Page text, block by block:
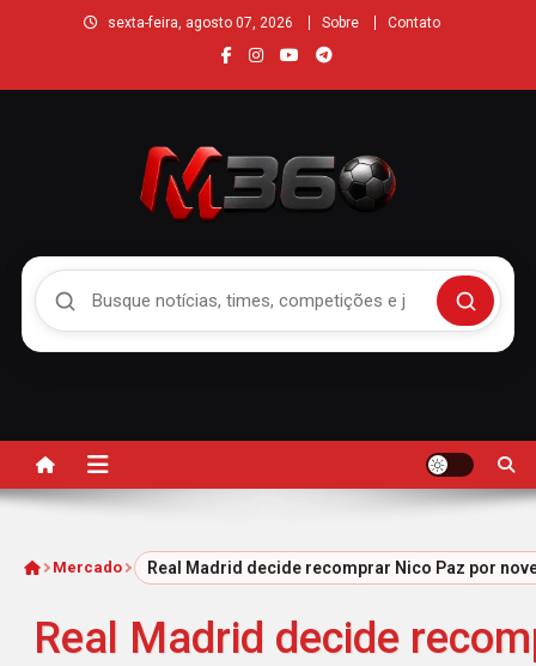
sexta-feira, agosto 07, 2026 Sobre Contato
Buscar
InícioMercado Real Madrid decide recomprar Nico Paz por
Real Madrid decide